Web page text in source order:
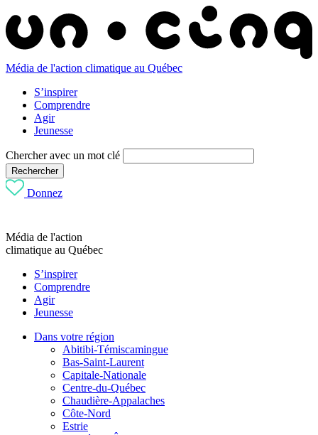
Média de l'action climatique au Québec
S’inspirer
Comprendre
Agir
Jeunesse
Chercher avec un mot clé
Rechercher
Donnez
Média de l'action
climatique au Québec
S’inspirer
Comprendre
Agir
Jeunesse
Dans votre région
Abitibi-Témiscamingue
Bas-Saint-Laurent
Capitale-Nationale
Centre-du-Québec
Chaudière-Appalaches
Côte-Nord
Estrie